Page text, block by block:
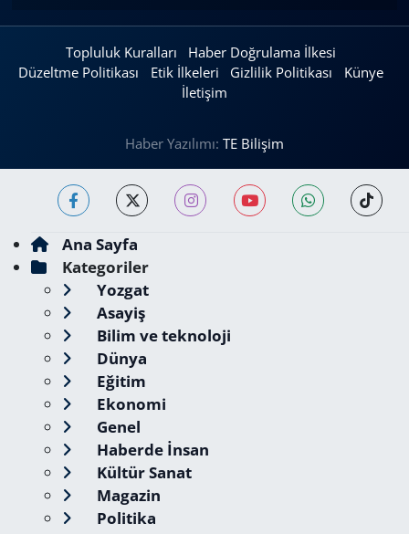
Topluluk Kuralları
Haber Doğrulama İlkesi
Düzeltme Politikası
Etik İlkeleri Gizlilik Politikası
Künye
İletişim
Haber Yazılımı: TE Bilişim
Ana Sayfa
Kategoriler
Yozgat
Asayiş
Bilim ve teknoloji
Dünya
Eğitim
Ekonomi
Genel
Haberde İnsan
Kültür Sanat
Magazin
Politika